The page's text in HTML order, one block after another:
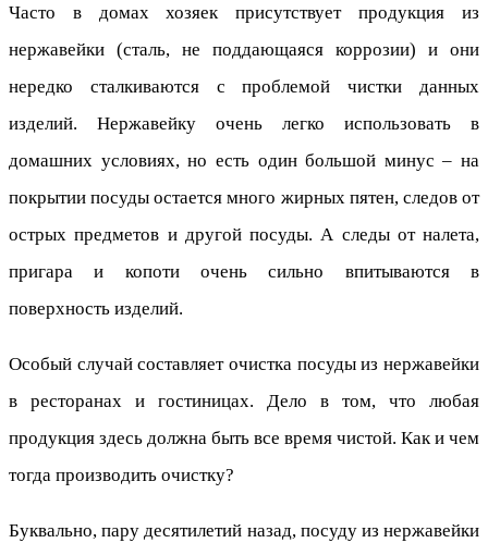
Часто в домах хозяек присутствует продукция из
нержавейки (сталь, не поддающаяся коррозии) и они
нередко сталкиваются с проблемой чистки данных
изделий. Нержавейку очень легко использовать в
домашних условиях, но есть один большой минус – на
покрытии посуды остается много жирных пятен, следов от
острых предметов и другой посуды. А следы от налета,
пригара и копоти очень сильно впитываются в
поверхность изделий.
Особый случай составляет очистка посуды из нержавейки
в ресторанах и гостиницах. Дело в том, что любая
продукция здесь должна быть все время чистой. Как и чем
тогда производить очистку?
Буквально, пару десятилетий назад, посуду из нержавейки